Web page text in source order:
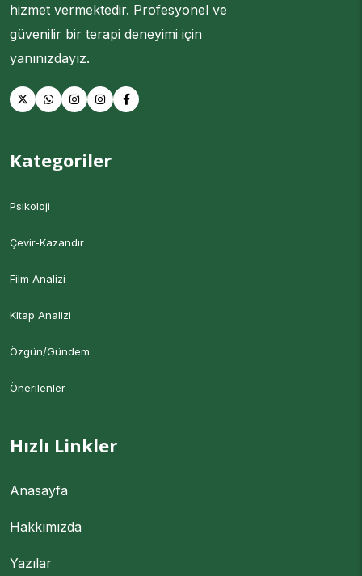
hizmet vermektedir. Profesyonel ve
güvenilir bir terapi deneyimi için
yanınızdayız.
Kategoriler
Psikoloji
Çevir-Kazandır
Film Analizi
Kitap Analizi
Özgün/Gündem
Önerilenler
Hızlı Linkler
Anasayfa
Hakkımızda
Yazılar